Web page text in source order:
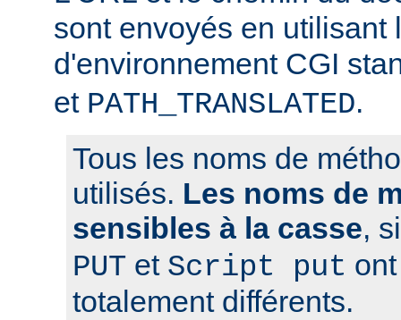
sont envoyés en utilisant
d'environnement CGI
et PATH_TRANSLATED.
Tous les noms de
utilisés. Les noms de
sensibles à la casse,
PUT et Script put
totalement différents.